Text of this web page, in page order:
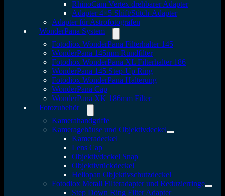
RhinoCam Vertex drehbarer Adapter
Adapter 4×5 Shift/Stitch-Adapter
Adapter für Astrofotografen
WonderPana System
Fotodiox WonderPana Filterhalter 145
WonderPana 145mm Rundfilter
Fotodiox WonderPana XL Filterhalter 186
WonderPana 145 Step-Up Ring
Fotodiox WonderPana Halterung
WonderPana Cap
WonderPana XK 186mm Filter
Fotozubehör
Kamerahandgriffe
Kameragehäuse und Objektivdeckel
Kameradeckel
Lens Cap
Objektivdeckel Snap
Objektivrückdeckel
Heliopan Objektivschutzdeckel
Fotodiox Metall Filteradapter und Reduzierringe
Step Down Ring Filter Adapter